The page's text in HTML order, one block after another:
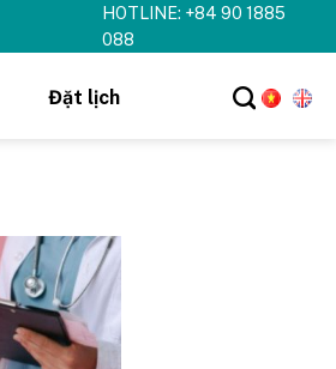
HOTLINE: +84 90 1885
088
Đặt lịch